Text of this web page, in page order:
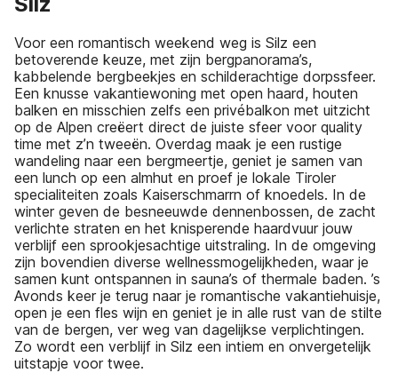
Voor een romantisch weekend weg is Silz een
betoverende keuze, met zijn bergpanorama’s,
kabbelende bergbeekjes en schilderachtige dorpssfeer.
Een knusse vakantiewoning met open haard, houten
balken en misschien zelfs een privébalkon met uitzicht
op de Alpen creëert direct de juiste sfeer voor quality
time met z’n tweeën. Overdag maak je een rustige
wandeling naar een bergmeertje, geniet je samen van
een lunch op een almhut en proef je lokale Tiroler
specialiteiten zoals Kaiserschmarrn of knoedels. In de
winter geven de besneeuwde dennenbossen, de zacht
verlichte straten en het knisperende haardvuur jouw
verblijf een sprookjesachtige uitstraling. In de omgeving
zijn bovendien diverse wellnessmogelijkheden, waar je
samen kunt ontspannen in sauna’s of thermale baden. ’s
Avonds keer je terug naar je romantische vakantiehuisje,
open je een fles wijn en geniet je in alle rust van de stilte
van de bergen, ver weg van dagelijkse verplichtingen.
Zo wordt een verblijf in Silz een intiem en onvergetelijk
uitstapje voor twee.